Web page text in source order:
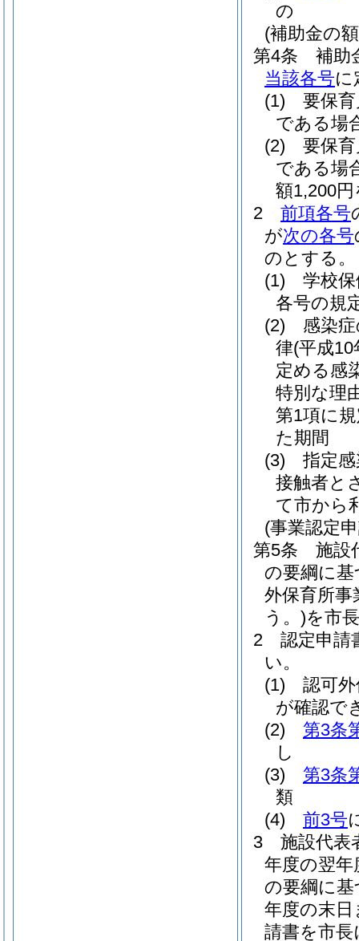
の
(補助金の
第4条
補助
当該各号に
(1)
要保
である場
(2)
要保
である場
額1,200
2
前項各号
が次の各号
のとする。
(1)
学校
各号の規
(2)
感染
律(平成10
定める感
特別な理
第1項に
た期間
(3)
指定
接触者と
て市から
(事業認定
第5条
施設
の要綱に
外保育所事
う。)を市
2
認定申請
い。
(1)
認可
が確認で
(2)
第3条
し
(3)
第3条
類
(4)
前3号
3
施設代表
年度の翌
の要綱に
年度の末
請書を市